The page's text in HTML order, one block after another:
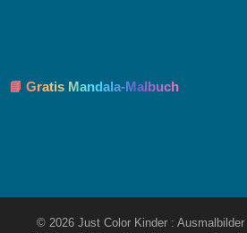
📘 Gratis Mandala-Malbuch
© 2026 Just Color Kinder : Ausmalbilder